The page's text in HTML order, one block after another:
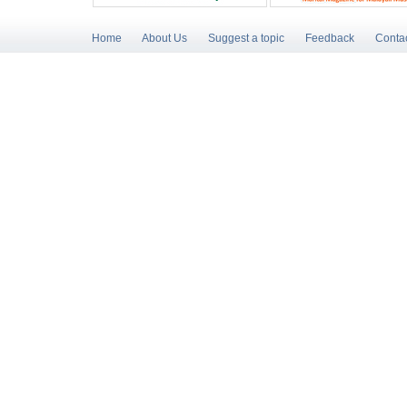
Home About Us Suggest a topic Feedback